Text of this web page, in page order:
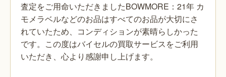
査定をご用命いただきましたBOWMORE：21年 カ
モメラベルなどのお品はすべてのお品が大切にさ
れていたため、コンディションが素晴らしかった
です。この度はバイセルの買取サービスをご利用
いただき、心より感謝申し上げます。